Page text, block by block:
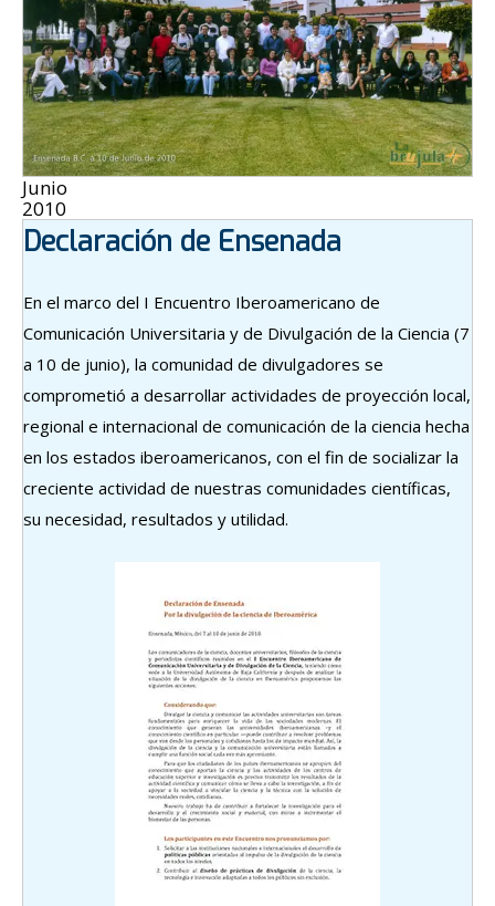
Junio
2010
Declaración de Ensenada
En el marco del I Encuentro Iberoamericano de
Comunicación Universitaria y de Divulgación de la Ciencia (7
a 10 de junio), la comunidad de divulgadores se
comprometió a desarrollar actividades de proyección local,
regional e internacional de comunicación de la ciencia hecha
en los estados iberoamericanos, con el fin de socializar la
creciente actividad de nuestras comunidades científicas,
su necesidad, resultados y utilidad.